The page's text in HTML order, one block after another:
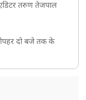
तरुण तेजपाल
दो बजे तक के
पांच लोग गिरफ्तार,